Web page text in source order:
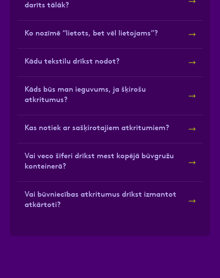
darīts tālāk?
Ko nozīmē “lietots, bet vēl lietojams”?
Kādu tekstilu drīkst nodot?
Kāds būs man ieguvums, ja šķirošu
atkritumus?
Kas notiek ar sašķirotajiem atkritumiem?
Vai veco šīferi drīkst mest kopējā būvgružu
konteinerā?
Vai būvniecības atkritumus drīkst izmantot
atkārtoti?